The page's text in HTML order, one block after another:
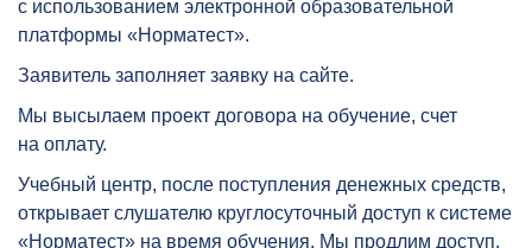
с использованием электронной образовательной
платформы «Норматест».
Заявитель заполняет заявку на сайте.
Мы высылаем проект договора на обучение, счет
на оплату.
Учебный центр, после поступления денежных средств,
открывает слушателю круглосуточный доступ к системе
«Норматест» на время обучения. Мы продлим доступ,